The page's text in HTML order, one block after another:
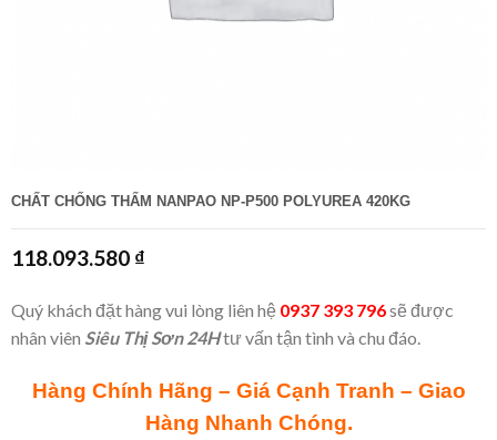
CHẤT CHỐNG THẤM NANPAO NP-P500 POLYUREA 420KG
118.093.580 ₫
Quý khách đặt hàng vui lòng liên hệ 0937 393 796sẽ được
nhân viên Siêu Thị Sơn 24Htư vấn tận tình và chu đáo.
Hàng Chính Hãng – Giá Cạnh Tranh – Giao
Hàng Nhanh Chóng.